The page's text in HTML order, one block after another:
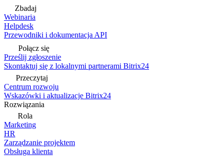
Zbadaj
Webinaria
Helpdesk
Przewodniki i dokumentacja API
Połącz się
Prześlij zgłoszenie
Skontaktuj się z lokalnymi partnerami Bitrix24
Przeczytaj
Centrum rozwoju
Wskazówki i aktualizacje Bitrix24
Rozwiązania
Rola
Marketing
HR
Zarządzanie projektem
Obsługa klienta